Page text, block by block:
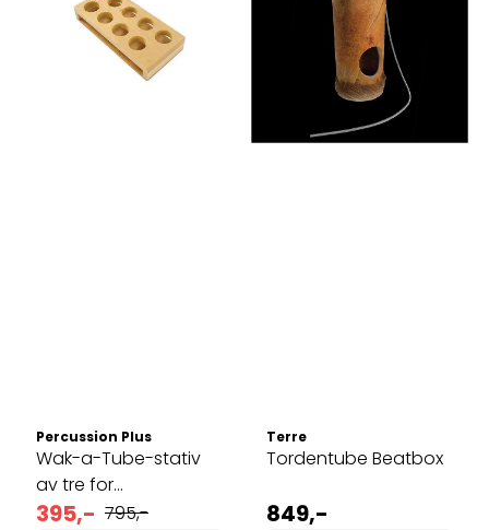
Percussion Plus
Wak-a-Tube-stativ
av tre for
Boomwhackers
395,- 795,-
Terre
Tordentube Beatbox
849,-